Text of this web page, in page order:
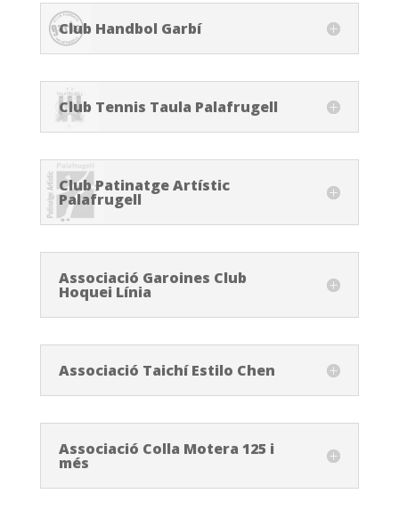
Club Handbol Garbí
Club Tennis Taula Palafrugell
Club Patinatge Artístic
Palafrugell
Associació Garoines Club
Hoquei Línia
Associació Taichí Estilo Chen
Associació Colla Motera 125 i
més